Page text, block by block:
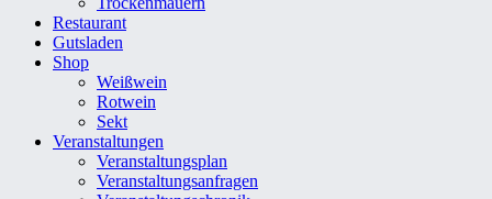
Restaurant
Gutsladen
Shop
Weißwein
Rotwein
Sekt
Veranstaltungen
Veranstaltungsplan
Veranstaltungsanfragen